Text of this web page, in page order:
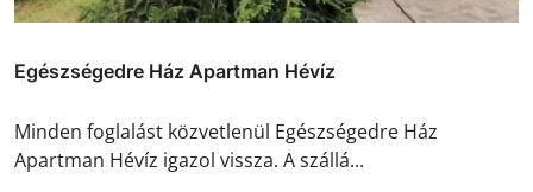
Egészségedre Ház Apartman Hévíz
Minden foglalást közvetlenül Egészségedre Ház
Apartman Hévíz igazol vissza. A szállá...